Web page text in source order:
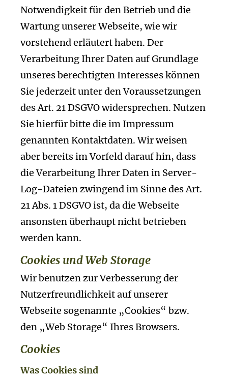
Notwendigkeit für den Betrieb und die
Wartung unserer Webseite, wie wir
vorstehend erläutert haben. Der
Verarbeitung Ihrer Daten auf Grundlage
unseres berechtigten Interesses können
Sie jederzeit unter den Voraussetzungen
des Art. 21 DSGVO widersprechen. Nutzen
Sie hierfür bitte die im Impressum
genannten Kontaktdaten. Wir weisen
aber bereits im Vorfeld darauf hin, dass
die Verarbeitung Ihrer Daten in Server-
Log-Dateien zwingend im Sinne des Art.
21 Abs. 1 DSGVO ist, da die Webseite
ansonsten überhaupt nicht betrieben
werden kann.
Cookies und Web Storage
Wir benutzen zur Verbesserung der
Nutzerfreundlichkeit auf unserer
Webseite sogenannte „Cookies“ bzw.
den „Web Storage“ Ihres Browsers.
Cookies
Was Cookies sind